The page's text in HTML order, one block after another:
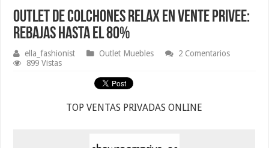
Outlet de Colchones Relax en Vente Privee:
rebajas hasta el 80%
ella_fashionist Outlet Muebles
2 Comentarios
899 Vistas
TOP VENTAS PRIVADAS ONLINE